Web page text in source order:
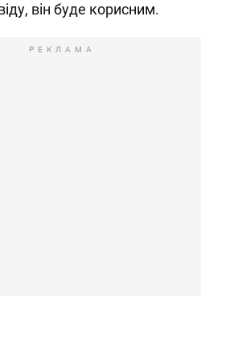
він буде корисним.
РЕКЛАМА